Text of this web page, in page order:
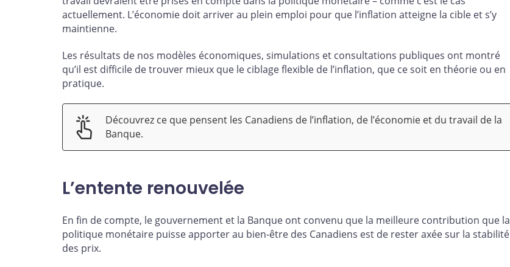
actuellement. L’économie doit arriver au plein emploi pour que l’inflation atteigne la cible et s’y
maintienne.
Les résultats de nos modèles économiques, simulations et consultations publiques ont montré
qu’il est difficile de trouver mieux que le ciblage flexible de l’inflation, que ce soit en théorie ou en
pratique.
Découvrez ce que pensent les Canadiens de l’inflation, de l’économie et du travail de la
Banque.
L’entente renouvelée
En fin de compte, le gouvernement et la Banque ont convenu que la meilleure contribution que la
politique monétaire puisse apporter au bien-être des Canadiens est de rester axée sur la stabilité
des prix.